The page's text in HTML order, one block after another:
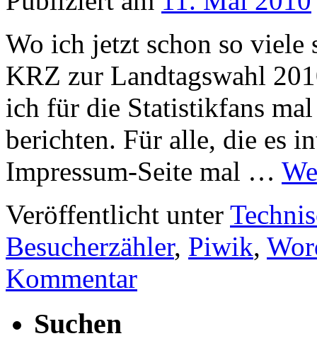
Wo ich jetzt schon so viele
KRZ zur Landtagswahl
ich für die Statistikfans
berichten. Für alle, die es
Impressum-Seite mal …
Veröffentlicht unter
Besucherzähler, Piwik,
Kommentar
Suchen